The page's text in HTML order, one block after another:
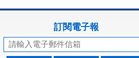
訂閱電子報